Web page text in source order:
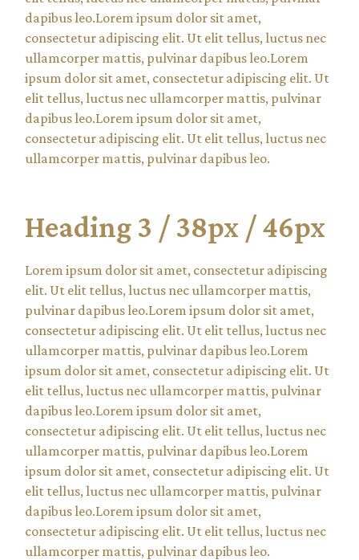
dapibus leo.Lorem ipsum dolor sit amet,
consectetur adipiscing elit. Ut elit tellus, luctus nec
ullamcorper mattis, pulvinar dapibus leo.Lorem
ipsum dolor sit amet, consectetur adipiscing elit. Ut
elit tellus, luctus nec ullamcorper mattis, pulvinar
dapibus leo.Lorem ipsum dolor sit amet,
consectetur adipiscing elit. Ut elit tellus, luctus nec
ullamcorper mattis, pulvinar dapibus leo.
Heading 3 / 38px / 46px
Lorem ipsum dolor sit amet, consectetur adipiscing
elit. Ut elit tellus, luctus nec ullamcorper mattis,
pulvinar dapibus leo.Lorem ipsum dolor sit amet,
consectetur adipiscing elit. Ut elit tellus, luctus nec
ullamcorper mattis, pulvinar dapibus leo.Lorem
ipsum dolor sit amet, consectetur adipiscing elit. Ut
elit tellus, luctus nec ullamcorper mattis, pulvinar
dapibus leo.Lorem ipsum dolor sit amet,
consectetur adipiscing elit. Ut elit tellus, luctus nec
ullamcorper mattis, pulvinar dapibus leo.Lorem
ipsum dolor sit amet, consectetur adipiscing elit. Ut
elit tellus, luctus nec ullamcorper mattis, pulvinar
dapibus leo.Lorem ipsum dolor sit amet,
consectetur adipiscing elit. Ut elit tellus, luctus nec
ullamcorper mattis, pulvinar dapibus leo.